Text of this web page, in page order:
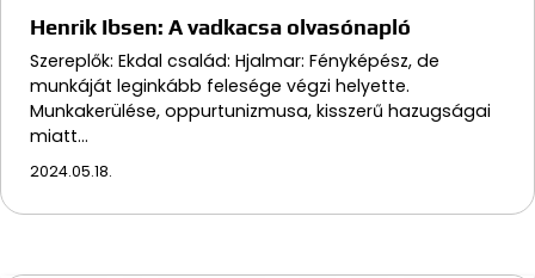
Henrik Ibsen: A vadkacsa olvasónapló
Szereplők: Ekdal család: Hjalmar: Fényképész, de
munkáját leginkább felesége végzi helyette.
Munkakerülése, oppurtunizmusa, kisszerű hazugságai
miatt…
2024.05.18.